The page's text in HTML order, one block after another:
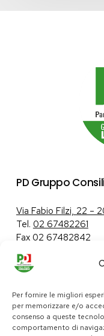
Per fornire le migliori
per memorizzare e/o
consenso a queste
comportamento di
PD Gruppo
Via Fabio Filzi, 22 –
Tel. 02 67482261
Fax 02 67482842
Tutela dei dati